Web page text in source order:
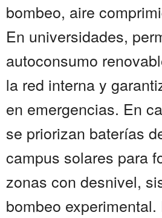
bombeo, aire
En universidades,
autoconsumo
la red interna y
en emergencias. En
se priorizan baterías
campus solares para
zonas con desnivel,
bombeo